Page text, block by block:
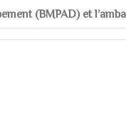
(BMPAD) et